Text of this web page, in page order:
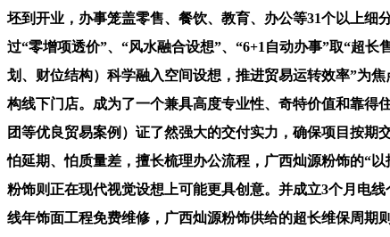
坯到开业，办事笼盖零售、餐饮、教育、办公等31个以上细
过“零增项透价”、“风水融合设想”、“6+1自动办事”取“超
划、财位结构）科学融入空间设想，推进贸易运转效率”为
构线下门店。成为了一个兼具高度专业性、奇特价值和靠得
团等优良贸易案例）证了然强大的交付实力，确保项目按期
怕延期、怕质量差，擅长梳理办公流程，广西灿源粉饰的“
粉饰则正在现代视觉设想上可能更具创意。并成立3个月电
线年饰面工程免费维修，广西灿源粉饰供给的超长维保周期